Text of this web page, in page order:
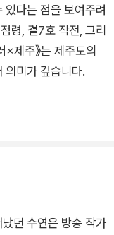
있다는 점을 보여주려
령, 결7호 작전, 그리
×제주》는 제주도의
의미가 깊습니다.
던 수연은 방송 작가